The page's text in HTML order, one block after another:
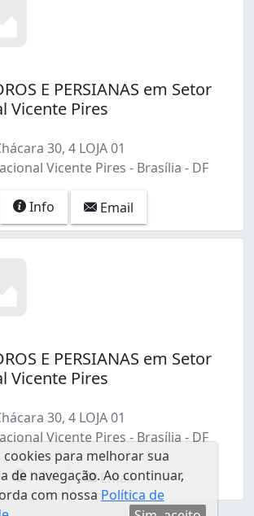
E PERSIANAS em Setor
Vicente Pires
30, 4 LOJA 01
Vicente Pires - Brasília - DF
Info Email
E PERSIANAS em Setor
Vicente Pires
30, 4 LOJA 01
Vicente Pires - Brasília - DF
Info Email
para melhorar sua
de navegação. Ao continuar,
com nossa Política de